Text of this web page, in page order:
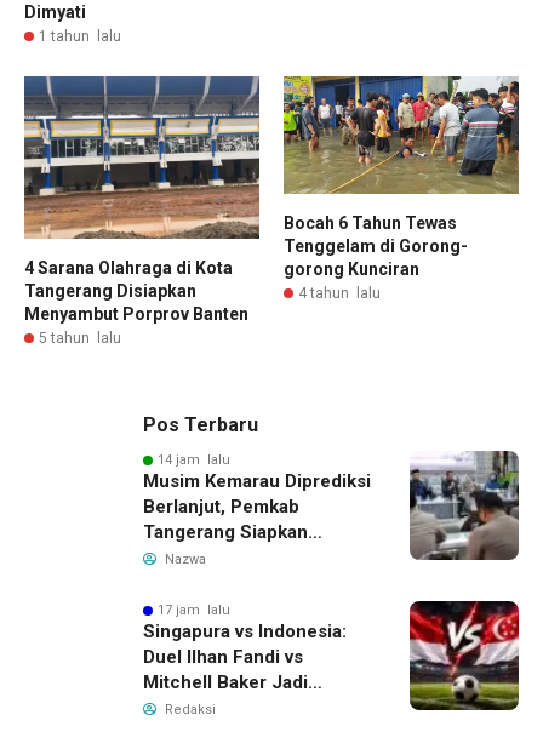
Dimyati
1 tahun lalu
4 Sarana Olahraga di Kota
Tangerang Disiapkan
Menyambut Porprov Banten
5 tahun lalu
Bocah 6 Tahun Tewas
Tenggelam di Gorong-
gorong Kunciran
4 tahun lalu
Pos Terbaru
14 jam lalu
Musim Kemarau Diprediksi
Berlanjut, Pemkab
Tangerang Siapkan
Langkah Antisipasi Krisis
Nazwa
17 jam lalu
Singapura vs Indonesia:
Duel Ilhan Fandi vs
Mitchell Baker Jadi
Sorotan di Piala AFF 2026
Redaksi